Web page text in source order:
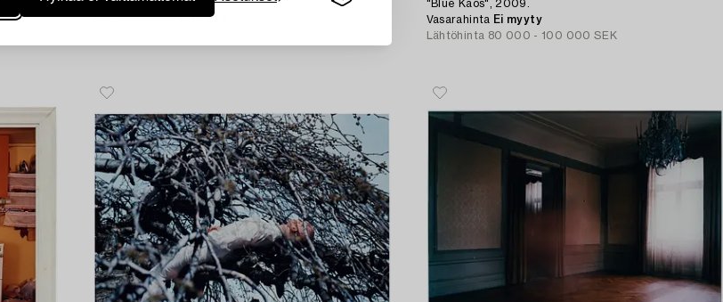
"Group Portrait in Forest", 2011.
Vasarahinta85 000 SEK
"Blue Kaos", 2009.
Vasarahinta Ei myyty
Lähtöhinta 80 000 - 100 000 SEK